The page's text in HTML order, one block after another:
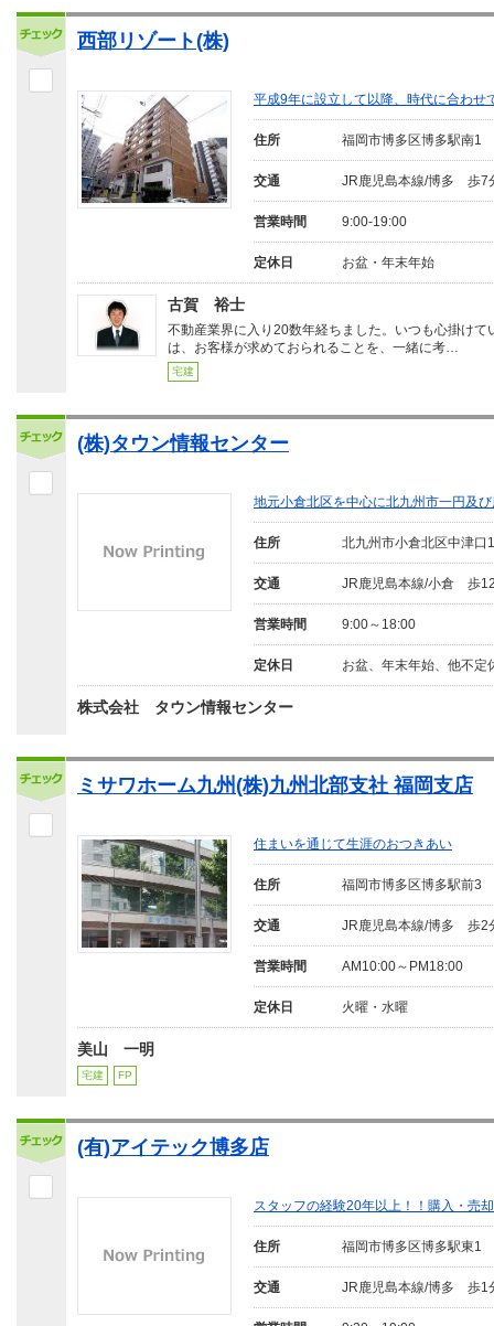
西部リゾート(株)
平成9年に設立して以降、時代に合わせ
住所 福岡市博多区博多駅南1
交通 JR鹿児島本線/博多 歩7
営業時間 9:00-19:00
定休日 お盆・年末年始
古賀 裕士
不動産業界に入り20数年経ちました。いつも心掛けて
は、お客様が求めておられることを、一緒に考…
宅建
(株)タウン情報センター
地元小倉北区を中心に北九州市一円及
住所 北九州市小倉北区中津口1
交通 JR鹿児島本線/小倉 歩
営業時間 9:00～18:00
定休日 お盆、年末年始、他不定
株式会社 タウン情報センター
ミサワホーム九州(株)九州北部支社 福岡支店
住まいを通じて生涯のおつきあい
住所 福岡市博多区博多駅前3
交通 JR鹿児島本線/博多 歩2
営業時間 AM10:00～PM18:00
定休日 火曜・水曜
美山 一明
宅建 FP
(有)アイテック博多店
スタッフの経験20年以上！！購入・売
住所 福岡市博多区博多駅東1
交通 JR鹿児島本線/博多 歩1